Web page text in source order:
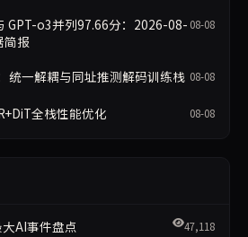
GPT-o3并列97.66分：2026-08-
简报
08-08
统一解耦与同址推测解码训练栈 08-08
全栈性能优化 08-08
AI事件盘点 47,118